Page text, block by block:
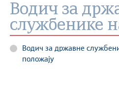
Водич за
службенике
Водич за државне
положају